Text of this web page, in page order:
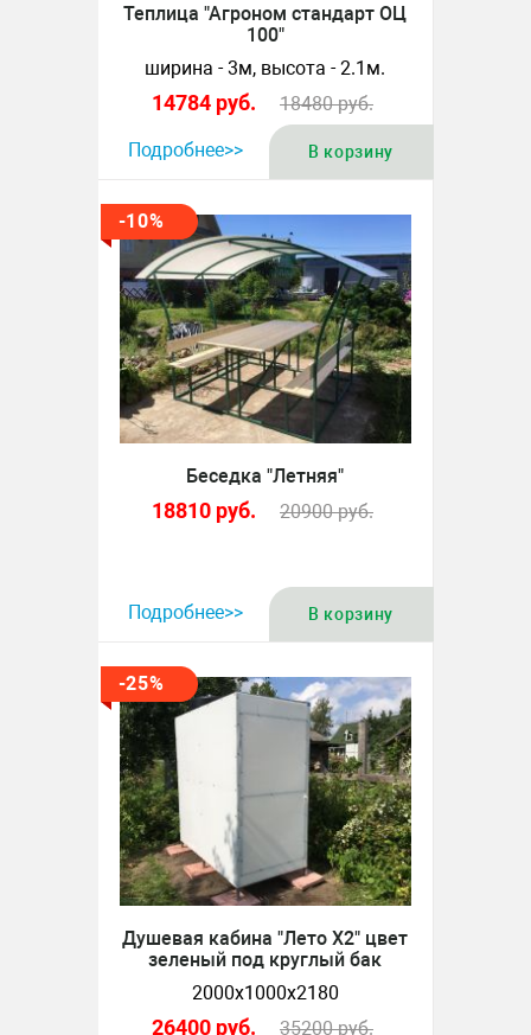
Теплица "Агроном стандарт ОЦ
100"
ширина - 3м, высота - 2.1м.
14784 руб. 18480руб.
Подробнее>> В корзину
-10%
Беседка "Летняя"
18810 руб. 20900руб.
Подробнее>> В корзину
-25%
Душевая кабина "Лето Х2" цвет
зеленый под круглый бак
2000х1000х2180
26400 руб. 35200руб.